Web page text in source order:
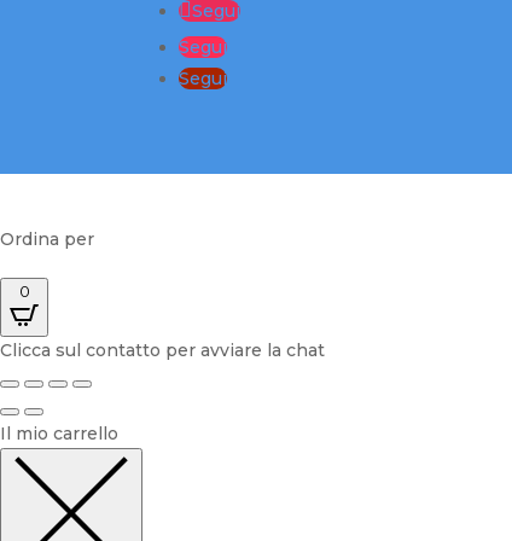
Segui
Segui
Segui
Ordina per
0
Clicca sul contatto per avviare la chat
Il mio carrello